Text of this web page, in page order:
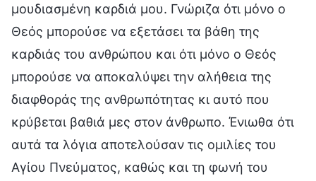
μουδιασμένη καρδιά μου. Γνώριζα ότι μόνο ο
Θεός μπορούσε να εξετάσει τα βάθη της
καρδιάς του ανθρώπου και ότι μόνο ο Θεός
μπορούσε να αποκαλύψει την αλήθεια της
διαφθοράς της ανθρωπότητας κι αυτό που
κρύβεται βαθιά μες στον άνθρωπο. Ένιωθα ότι
αυτά τα λόγια αποτελούσαν τις ομιλίες του
Αγίου Πνεύματος, καθώς και τη φωνή του